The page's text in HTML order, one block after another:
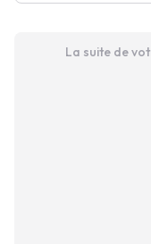
La suite de